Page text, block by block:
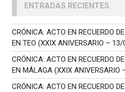
ENTRADAS RECIENTES
CRÓNICA: ACTO EN RECUERDO
EN TEO (XXIX ANIVERSARIO –
CRÓNICA: ACTO EN RECUERDO
EN MÁLAGA (XXIX
CRÓNICA: ACTO EN RECUERDO